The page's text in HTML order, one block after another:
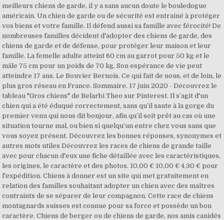
meilleurs chiens de garde, il y a sans aucun doute le bouledogue
américain. Un chien de garde ou de sécurité est entrainé à protéger
vos biens et votre famille. Il défend aussi sa famille avec férocité! De
nombreuses familles décident d'adopter des chiens de garde, des
chiens de garde et de défense, pour protéger leur maison et leur
famille. La femelle adulte atteint 60 cm au garrot pour 50 kg et le
mâle 75 cm pour un poids de 70 kg. Son espérance de vie peut
atteindre 17 ans. Le Bouvier Bernois. Ce qui fait de nous, et de loin, le
plus gros réseau en France. Sommaire. 17 juin 2020 - Découvrez le
tableau "Gros chiens" de Belarbi Theo sur Pinterest. Il s’agit d'un
chien qui a été éduqué correctement, sans qu’il saute à la gorge du
premier venu qui nous dit bonjour, afin qu’il soit prêt au cas où une
situation tourne mal, ou bien si quelqu’un entre chez vous sans que
vous soyez présent. Découvrez les bonnes réponses, synonymes et
autres mots utiles Découvrez les races de chiens de grande taille
avec pour chacun d'eux une fiche détaillée avec les caractéristiques,
les origines, le caractère et des photos. 10,00 € 10,00 € 4,30 € pour
l'expédition. Chiens à donner est un site qui met gratuitement en
relation des familles souhaitant adopter un chien avec des maîtres
contraints de se séparer de leur compagnon. Cette race de chiens
montagnards suisses est connue pour sa force et possède un bon
caractère. Chiens de berger ou de chiens de garde, nos amis canidés